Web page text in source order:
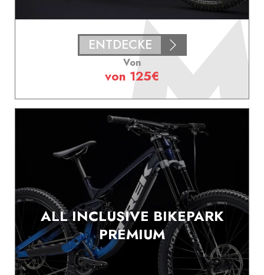
ENTDECKE
Von
von 125€
ALL INCLUSIVE BIKEPARK
PREMIUM